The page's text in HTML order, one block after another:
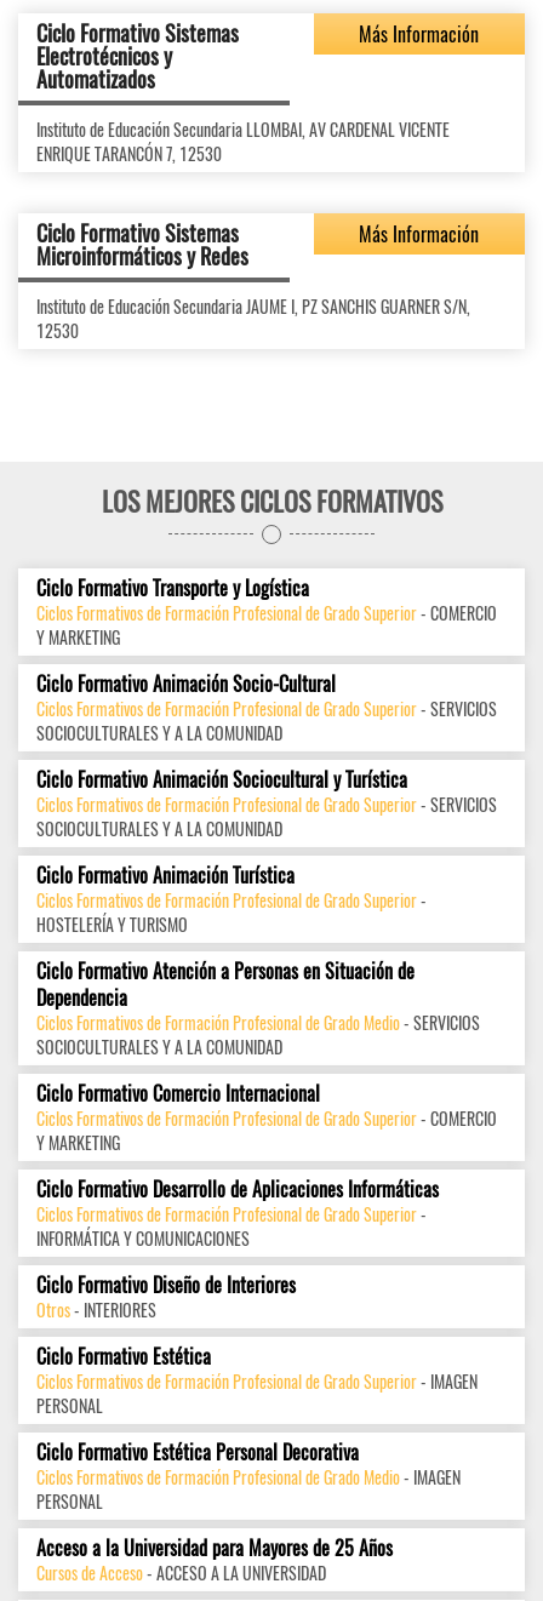
Ciclo Formativo Sistemas
Electrotécnicos y
Automatizados
Más Información
Instituto de Educación Secundaria LLOMBAI, AV CARDENAL VICENTE
ENRIQUE TARANCÓN 7, 12530
Ciclo Formativo Sistemas
Microinformáticos y Redes
Más Información
Instituto de Educación Secundaria JAUME I, PZ SANCHIS GUARNER S/N,
12530
LOS MEJORES CICLOS FORMATIVOS
Ciclo Formativo Transporte y Logística
Ciclos Formativos de Formación Profesional de Grado Superior- COMERCIO
Y MARKETING
Ciclo Formativo Animación Socio-Cultural
Ciclos Formativos de Formación Profesional de Grado Superior- SERVICIOS
SOCIOCULTURALES Y A LA COMUNIDAD
Ciclo Formativo Animación Sociocultural y Turística
Ciclos Formativos de Formación Profesional de Grado Superior- SERVICIOS
SOCIOCULTURALES Y A LA COMUNIDAD
Ciclo Formativo Animación Turística
Ciclos Formativos de Formación Profesional de Grado Superior-
HOSTELERÍA Y TURISMO
Ciclo Formativo Atención a Personas en Situación de
Dependencia
Ciclos Formativos de Formación Profesional de Grado Medio- SERVICIOS
SOCIOCULTURALES Y A LA COMUNIDAD
Ciclo Formativo Comercio Internacional
Ciclos Formativos de Formación Profesional de Grado Superior- COMERCIO
Y MARKETING
Ciclo Formativo Desarrollo de Aplicaciones Informáticas
Ciclos Formativos de Formación Profesional de Grado Superior-
INFORMÁTICA Y COMUNICACIONES
Ciclo Formativo Diseño de Interiores
Otros- INTERIORES
Ciclo Formativo Estética
Ciclos Formativos de Formación Profesional de Grado Superior- IMAGEN
PERSONAL
Ciclo Formativo Estética Personal Decorativa
Ciclos Formativos de Formación Profesional de Grado Medio- IMAGEN
PERSONAL
Acceso a la Universidad para Mayores de 25 Años
Cursos de Acceso- ACCESO A LA UNIVERSIDAD